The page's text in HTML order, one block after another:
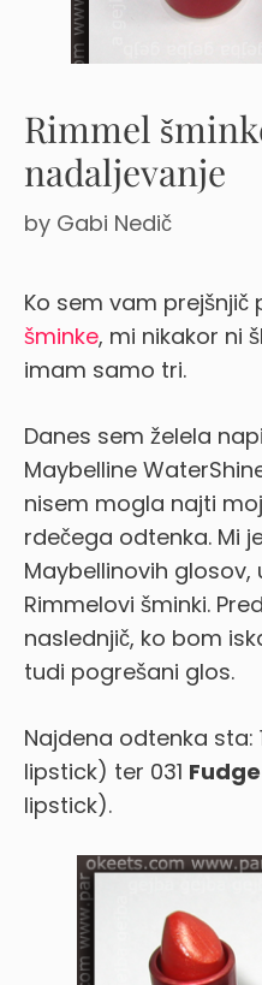
Rimmel
nadaljevanje
by Gabi Nedič
Ko sem vam prejšnjič
šminke, mi nikakor ni
imam samo tri.
Danes sem želela
Maybelline
nisem mogla najti
rdečega odtenka. Mi
Maybellinovih
Rimmelovi šminki.
naslednjič, ko bom
tudi pogrešani glos.
Najdena odtenka sta:
lipstick) ter 031
lipstick).